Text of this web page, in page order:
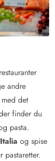
andre
det
finder du
pasta.
og spise
pastaretter.